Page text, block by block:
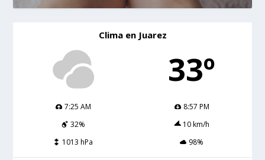
Clima en Juarez
33º
7:25 AM
8:57 PM
32%
10 km/h
1013 hPa
98%